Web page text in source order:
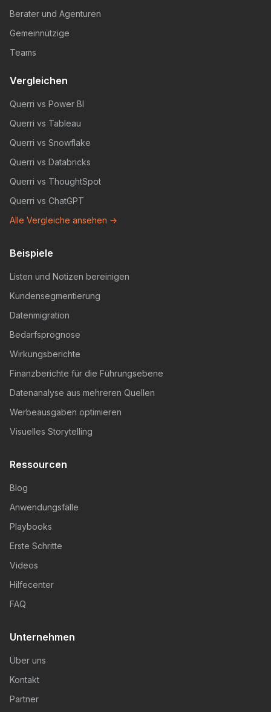
Berater und Agenturen
Gemeinnützige
Teams
Vergleichen
Querri vs Power BI
Querri vs Tableau
Querri vs Snowflake
Querri vs Databricks
Querri vs ThoughtSpot
Querri vs ChatGPT
Alle Vergleiche ansehen →
Beispiele
Listen und Notizen bereinigen
Kundensegmentierung
Datenmigration
Bedarfsprognose
Wirkungsberichte
Finanzberichte für die Führungsebene
Datenanalyse aus mehreren Quellen
Werbeausgaben optimieren
Visuelles Storytelling
Ressourcen
Blog
Anwendungsfälle
Playbooks
Erste Schritte
Videos
Hilfecenter
FAQ
Unternehmen
Über uns
Kontakt
Partner